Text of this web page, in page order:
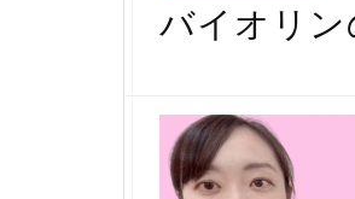
バイオリン